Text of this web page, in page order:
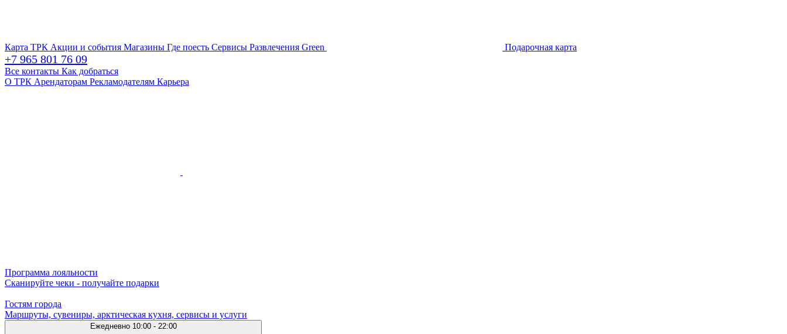
Карта ТРК Акции и события Магазины Где поесть Сервисы Развлечения Green Подарочная карта
+7 965 801 76 09
Все контакты Как добраться
О ТРК Арендаторам Рекламодателям Карьера
Программа лояльности
Сканируйте чеки - получайте подарки
Гостям города
Маршруты, сувениры, арктическая кухня, сервисы и услуги
Ежедневно 10:00 - 22:00